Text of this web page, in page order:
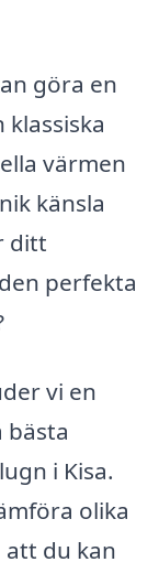
göra en
värmen
känsla
ditt
perfekta
vi en
bästa
i Kisa.
olika
att du kan